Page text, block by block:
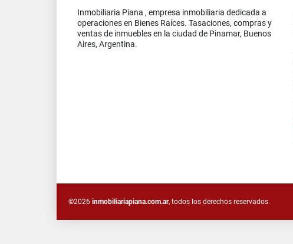
Inmobiliaria Piana , empresa inmobiliaria dedicada a
operaciones en Bienes Raíces. Tasaciones, compras y
ventas de inmuebles en la ciudad de Pinamar, Buenos
Aires, Argentina.
©2026 inmobiliariapiana.com.ar, todos los derechos reservados.